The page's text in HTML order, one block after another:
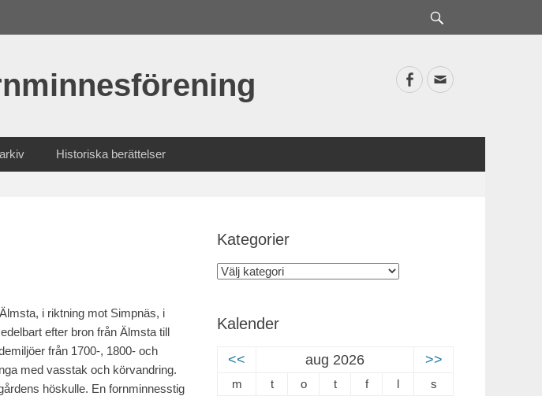
Facebook
E-
Historiska berättelser
i riktning mot Simpnäs, i
efter bron från Älmsta till
från 1700-, 1800- och
med vasstak och körvandring.
höskulle. En fornminnesstig
Kategorier
Kategorier
Kalender
<< aug 2026 >>
m t o t f l
s